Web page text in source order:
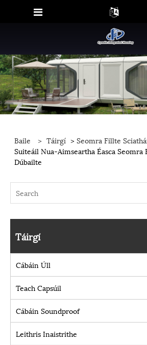
Baile > Táirgí >Seomra Fillte
Suiteáil Nua-Aimseartha Éasca Seomra
Dúbailte
Táirgí
Cábáin Úll
Teach Capsúil
Cábáin Soundproof
Leithris Inaistrithe